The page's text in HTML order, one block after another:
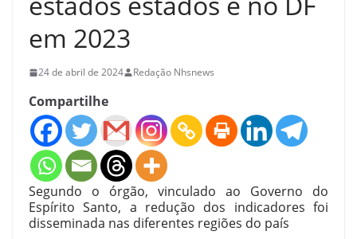
em 2023
24 de abril de 2024 Redação Nhsnews
Compartilhe
Segundo o órgão, vinculado ao Governo do
Espírito Santo, a redução dos indicadores foi
disseminada nas diferentes regiões do país